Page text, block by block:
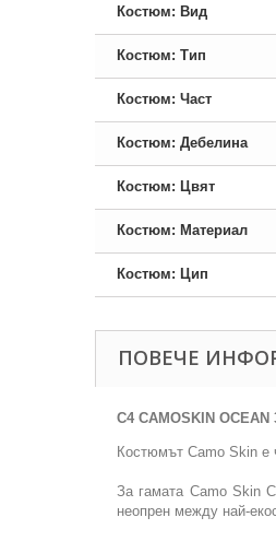
Костюм: Вид
Костюм: Тип
Костюм: Част
Костюм: Дебелина
Костюм: Цвят
Костюм: Материал
Костюм: Цип
ПОВЕЧЕ
C4 CAMOSKIN OCEAN
Костюмът Camo Skin е
За гамата Camo Skin
неопрен между най-